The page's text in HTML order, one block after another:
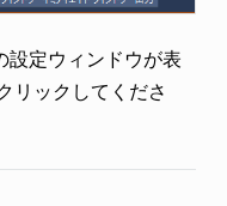
設定ウィンドウが表
リックしてくださ